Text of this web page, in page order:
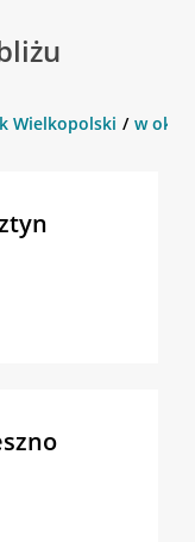
Wielkopolski w